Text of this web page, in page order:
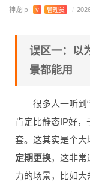
神龙ip V 管理员 /
误区一：以
景都能用
很多人一听到
肯定比静态IP好，
套。这其实是个
定期更换，这非
力的场景，比如